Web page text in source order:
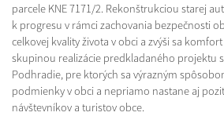
parcele KNE 7171/2. Rekonštrukciou starej
k progresu v rámci zachovania bezpečnosti
celkovej kvality života v obci a zvýši sa
skupinou realizácie predkladaného projektu
Podhradie, pre ktorých sa výrazným
podmienky v obci a nepriamo nastane aj
návštevníkov a turistov obce.